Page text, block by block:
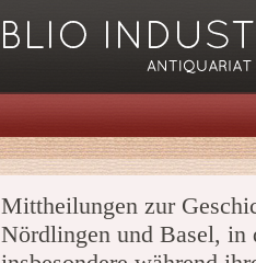
Mittheilungen zur
Nördlingen und Basel, in